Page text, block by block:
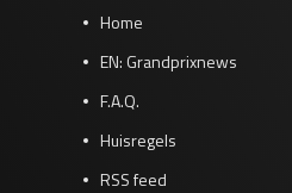
Home
EN: Grandprixnews
F.A.Q.
Huisregels
RSS feed